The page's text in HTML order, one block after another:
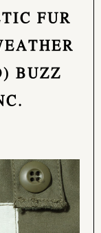
FUR
BUZZ